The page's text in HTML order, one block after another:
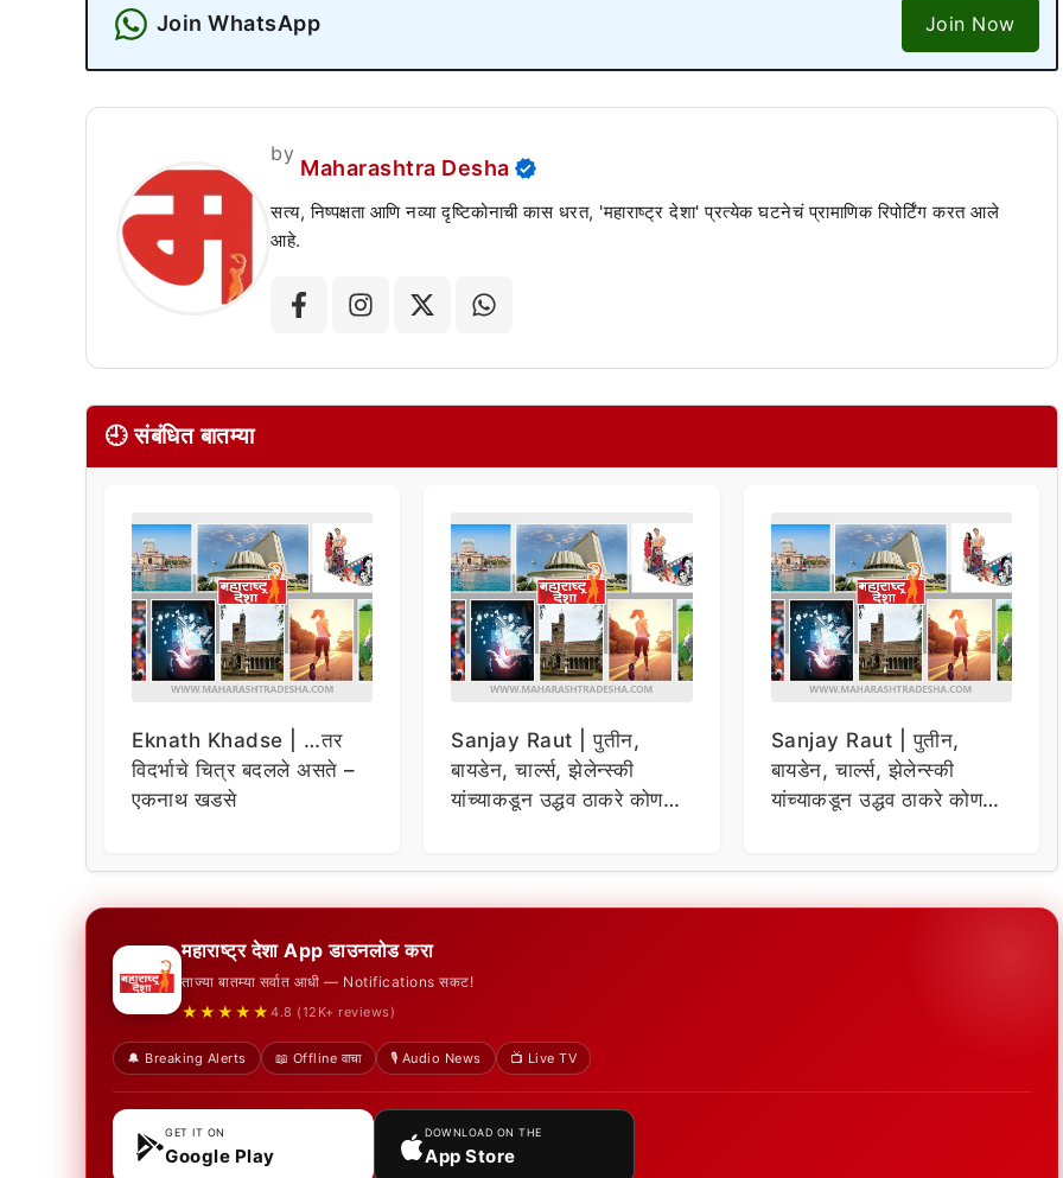
Join WhatsApp Join Now
by
Maharashtra Desha
सत्य, निष्पक्षता आणि नव्या दृष्टिकोनाची कास धरत, 'महाराष्ट्र देशा' प्रत्येक घटनेचं प्रामाणिक रिपोर्टिंग करत आले
आहे.
🕘 संबंधित बातम्या
Eknath Khadse | …तर
विदर्भाचे चित्र बदलले असते –
एकनाथ खडसे
Sanjay Raut | पुतीन,
बायडेन, चार्ल्स, झेलेन्स्की
यांच्याकडून उद्धव ठाकरे कोण
Sanjay Raut | पुतीन,
बायडेन, चार्ल्स, झेलेन्स्की
यांच्याकडून उद्धव ठाकरे कोण
महाराष्ट्र देशा App डाउनलोड करा
ताज्या बातम्या सर्वात आधी — Notifications सकट!
★★★★★ 4.8 (12K+ reviews)
🔔 Breaking Alerts 📖 Offline वाचा 🎙️ Audio News 📺 Live TV
GET IT ON
Google Play
DOWNLOAD ON THE
App Store